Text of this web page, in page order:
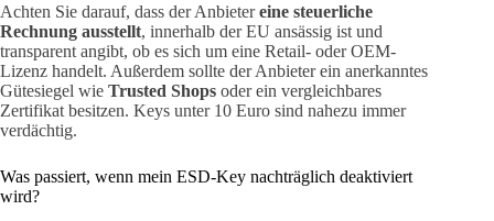
Achten Sie darauf, dass der Anbietereine steuerliche
Rechnung ausstellt, innerhalb der EU ansässig ist und
transparent angibt, ob es sich um eine Retail- oder OEM-
Lizenz handelt. Außerdem sollte der Anbieter ein anerkanntes
Gütesiegel wie Trusted Shops oder ein vergleichbares
Zertifikat besitzen. Keys unter 10 Euro sind nahezu immer
verdächtig.
Was passiert, wenn mein ESD-Key nachträglich deaktiviert
wird?